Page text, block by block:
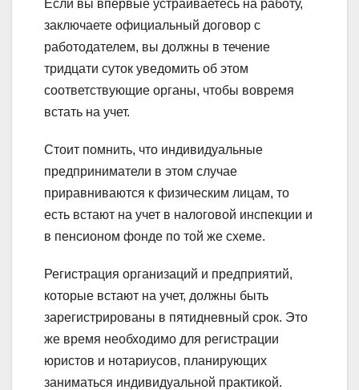
Если вы впервые устраиваетесь на работу,
заключаете официальный договор с
работодателем, вы должны в течение
тридцати суток уведомить об этом
соответствующие органы, чтобы вовремя
встать на учет.
Стоит помнить, что индивидуальные
предприниматели в этом случае
приравниваются к физическим лицам, то
есть встают на учет в налоговой инспекции и
в пенсионом фонде по той же схеме.
Регистрация организаций и предприятий,
которые встают на учет, должны быть
зарегистрированы в пятидневный срок. Это
же время необходимо для регистрации
юристов и нотариусов, планирующих
заниматься индивидуальной практикой.